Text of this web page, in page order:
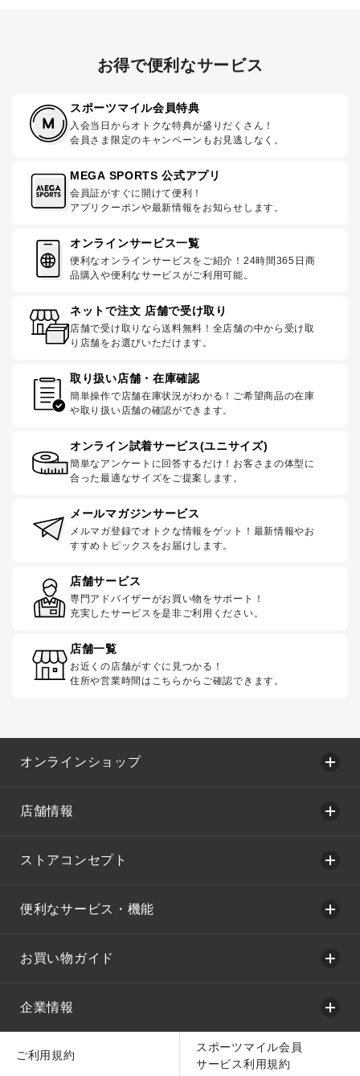
お得で便利なサービス
スポーツマイル会員特典
入会当日からオトクな特典が盛りだくさん！
会員さま限定のキャンペーンもお見逃しなく。
MEGA SPORTS 公式アプリ
会員証がすぐに開けて便利！
アプリクーポンや最新情報をお知らせします。
オンラインサービス一覧
便利なオンラインサービスをご紹介！24時間365日商
品購入や便利なサービスがご利用可能。
ネットで注文 店舗で受け取り
店舗で受け取りなら送料無料！全店舗の中から受け取
り店舗をお選びいただけます。
取り扱い店舗・在庫確認
簡単操作で店舗在庫状況がわかる！ご希望商品の在庫
や取り扱い店舗の確認ができます。
オンライン試着サービス(ユニサイズ)
簡単なアンケートに回答するだけ！お客さまの体型に
合った最適なサイズをご提案します。
メールマガジンサービス
メルマガ登録でオトクな情報をゲット！最新情報やお
すすめトピックスをお届けします。
店舗サービス
専門アドバイザーがお買い物をサポート！
充実したサービスを是非ご利用ください。
店舗一覧
お近くの店舗がすぐに見つかる！
住所や営業時間はこちらからご確認できます。
オンラインショップ
店舗情報
ストアコンセプト
便利なサービス・機能
お買い物ガイド
企業情報
ご利用規約
スポーツマイル会員
サービス利用規約